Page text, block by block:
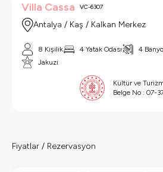
Villa Cassa VC-6307
Antalya / Kaş / Kalkan Merkez
8 Kişilik 4 Yatak Odası 4 Banyo
Jakuzi
Kültür ve
Belge No : 07-
Fiyatlar / Rezervasyon